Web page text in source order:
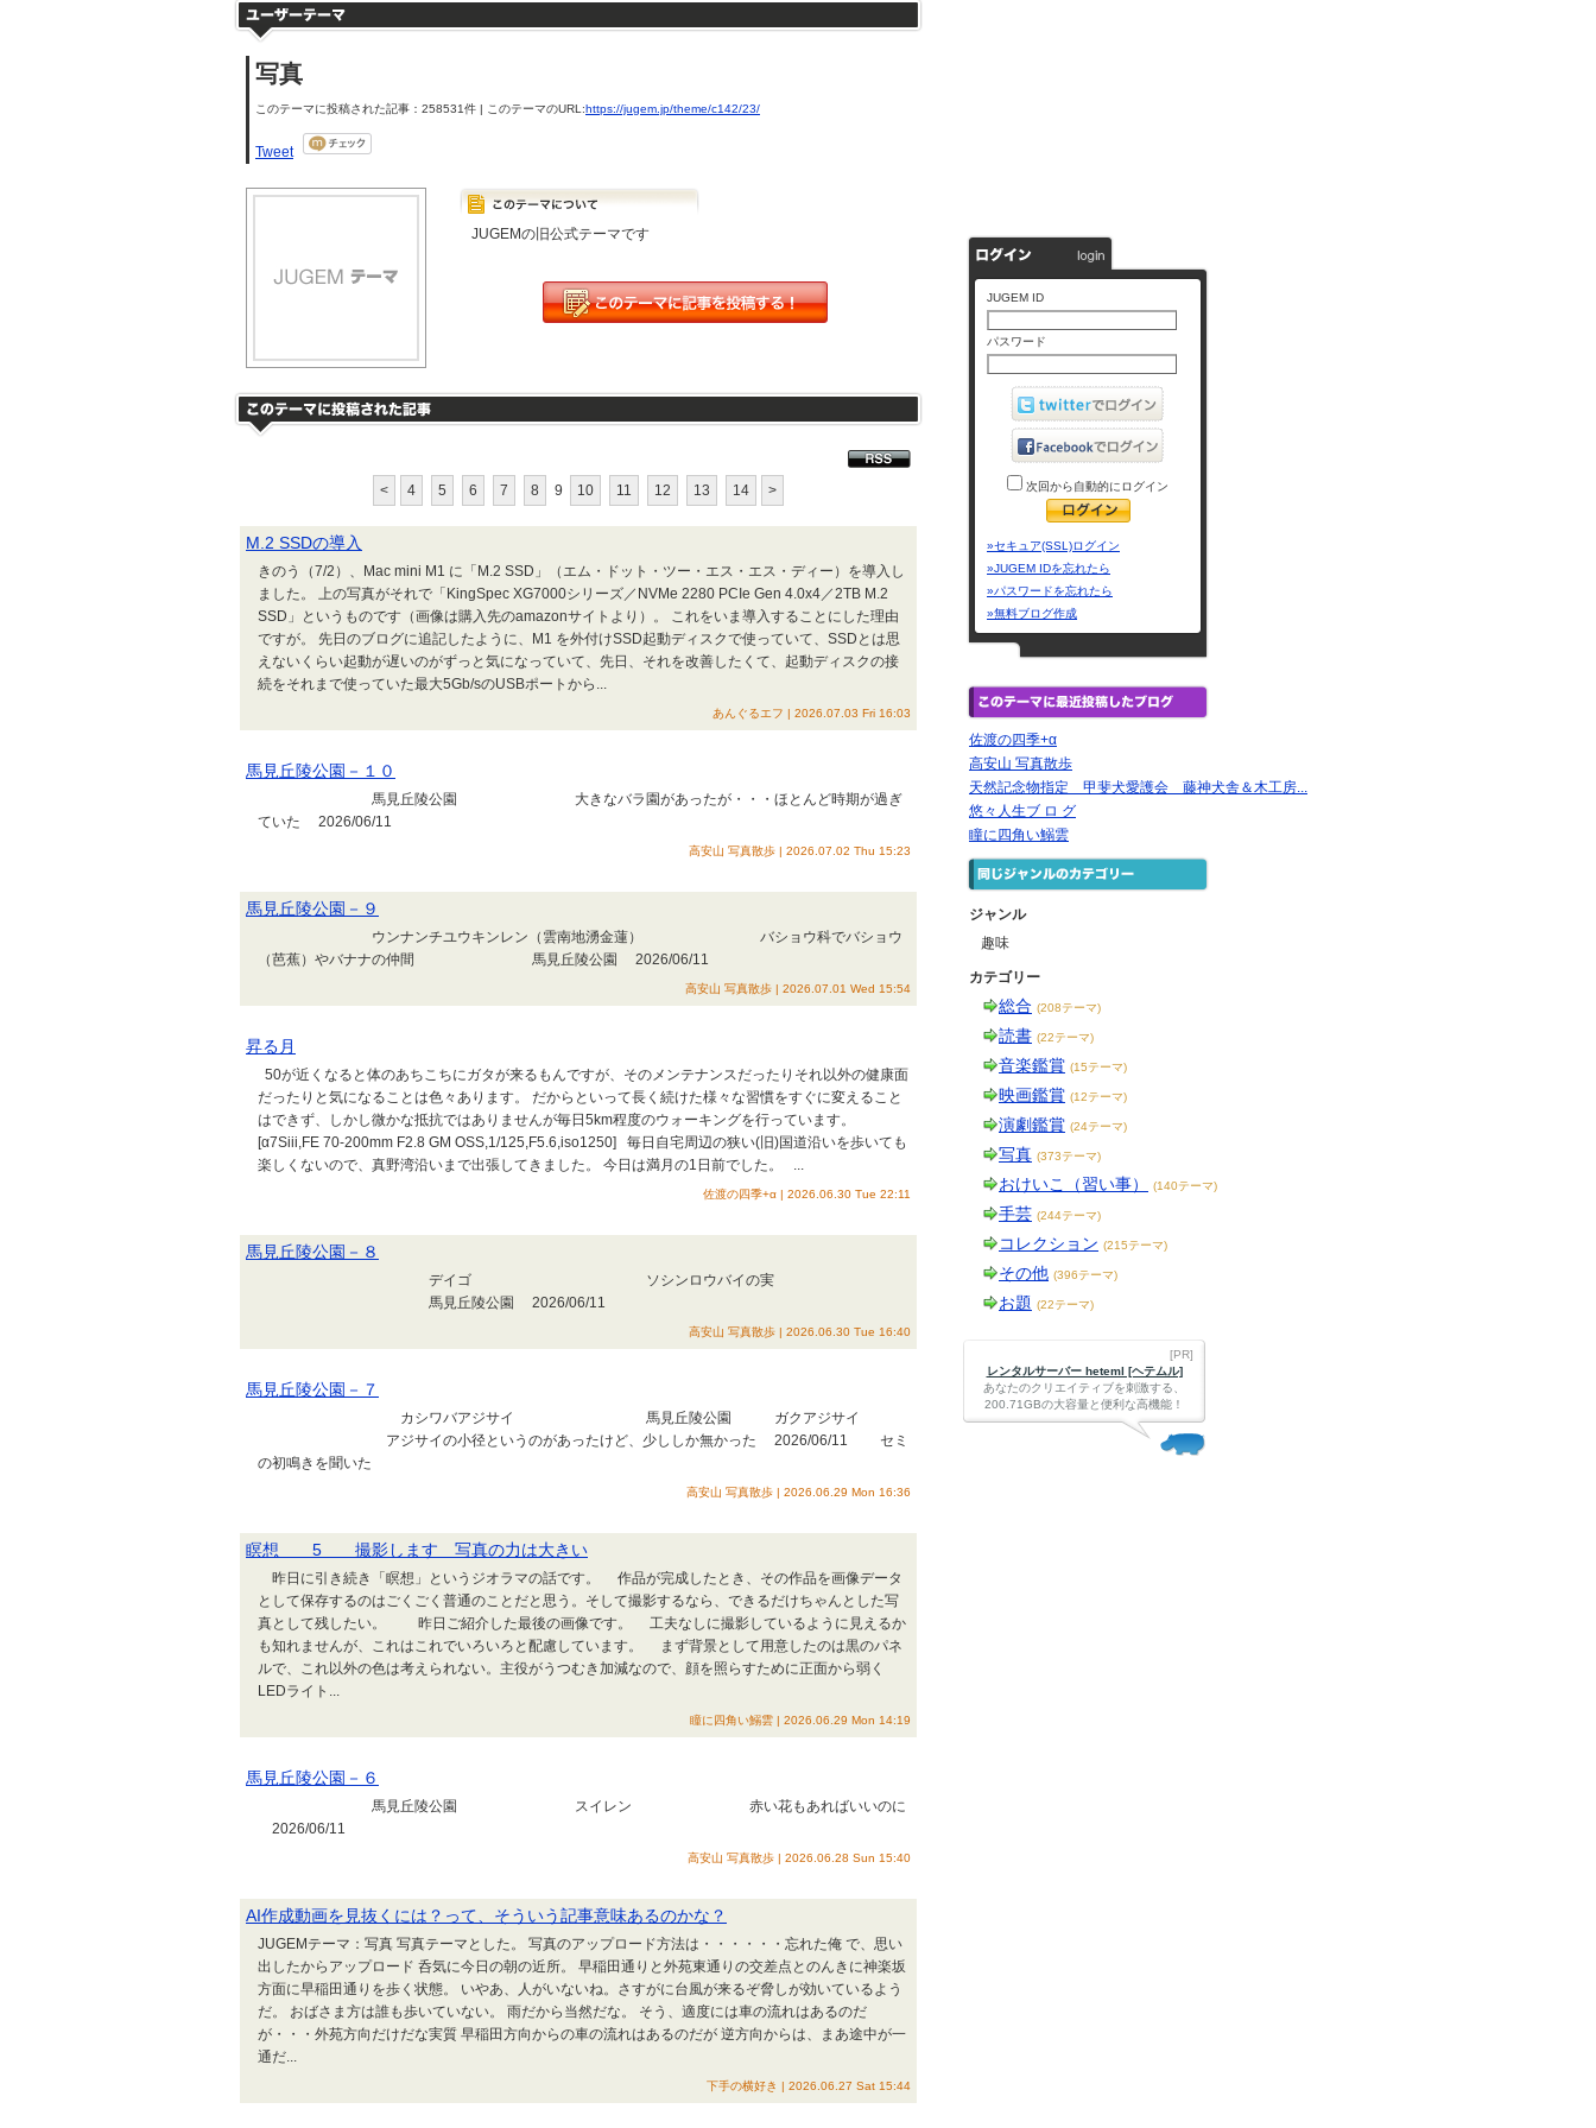
写真
このテーマに投稿された記事：258531件 | このテーマのURL:https://jugem.jp/theme/c142/23/
Tweet
JUGEMの旧公式テーマです
< 4 5 6 7 8 9 10 11 12 13 14 >
M.2 SSDの導入
きのう（7/2）、Mac mini M1 に「M.2 SSD」（エム・ドット・ツー・エス・エス・ディー）を導入し
ました。 上の写真がそれで「KingSpec XG7000シリーズ／NVMe 2280 PCIe Gen 4.0x4／2TB M.2
SSD」というものです（画像は購入先のamazonサイトより）。 これをいま導入することにした理由
ですが。 先日のブログに追記したように、M1 を外付けSSD起動ディスクで使っていて、SSDとは思
えないくらい起動が遅いのがずっと気になっていて、先日、それを改善したくて、起動ディスクの接
続をそれまで使っていた最大5Gb/sのUSBポートから...
あんぐるエフ | 2026.07.03 Fri 16:03
馬見丘陵公園－１０
馬見丘陵公園 大きなバラ園があったが・・・ほとんど時期が過ぎ
ていた 2026/06/11
高安山 写真散歩 | 2026.07.02 Thu 15:23
馬見丘陵公園－９
ウンナンチユウキンレン（雲南地湧金蓮） バショウ科でバショウ
（芭蕉）やバナナの仲間 馬見丘陵公園 2026/06/11
高安山 写真散歩 | 2026.07.01 Wed 15:54
昇る月
50が近くなると体のあちこちにガタが来るもんですが、そのメンテナンスだったりそれ以外の健康面
だったりと気になることは色々あります。 だからといって長く続けた様々な習慣をすぐに変えること
はできず、しかし微かな抵抗ではありませんが毎日5km程度のウォーキングを行っています。
[α7Siii,FE 70-200mm F2.8 GM OSS,1/125,F5.6,iso1250] 毎日自宅周辺の狭い(旧)国道沿いを歩いても
楽しくないので、真野湾沿いまで出張してきました。 今日は満月の1日前でした。 ...
佐渡の四季+α | 2026.06.30 Tue 22:11
馬見丘陵公園－８
デイゴ ソシンロウバイの実
馬見丘陵公園 2026/06/11
高安山 写真散歩 | 2026.06.30 Tue 16:40
馬見丘陵公園－７
カシワバアジサイ 馬見丘陵公園 ガクアジサイ
アジサイの小径というのがあったけど、少ししか無かった 2026/06/11 セミ
の初鳴きを聞いた
高安山 写真散歩 | 2026.06.29 Mon 16:36
瞑想 5 撮影します 写真の力は大きい
昨日に引き続き「瞑想」というジオラマの話です。 作品が完成したとき、その作品を画像データ
として保存するのはごくごく普通のことだと思う。そして撮影するなら、できるだけちゃんとした写
真として残したい。 昨日ご紹介した最後の画像です。 工夫なしに撮影しているように見えるか
も知れませんが、これはこれでいろいろと配慮しています。 まず背景として用意したのは黒のパネ
ルで、これ以外の色は考えられない。主役がうつむき加減なので、顔を照らすために正面から弱く
LEDライト...
瞳に四角い鰯雲 | 2026.06.29 Mon 14:19
馬見丘陵公園－６
馬見丘陵公園 スイレン 赤い花もあればいいのに
2026/06/11
高安山 写真散歩 | 2026.06.28 Sun 15:40
AI作成動画を見抜くには？って、そういう記事意味あるのかな？
JUGEMテーマ：写真 写真テーマとした。 写真のアップロード方法は・・・・・・忘れた俺 で、思い
出したからアップロード 呑気に今日の朝の近所。 早稲田通りと外苑東通りの交差点とのんきに神楽坂
方面に早稲田通りを歩く状態。 いやあ、人がいないね。さすがに台風が来るぞ脅しが効いているよう
だ。 おばさま方は誰も歩いていない。 雨だから当然だな。 そう、適度には車の流れはあるのだ
が・・・外苑方向だけだな実質 早稲田方向からの車の流れはあるのだが 逆方向からは、まあ途中が一
通だ...
下手の横好き | 2026.06.27 Sat 15:44
JUGEM ID
パスワード
次回から自動的にログイン
»セキュア(SSL)ログイン
»JUGEM IDを忘れたら
»パスワードを忘れたら
»無料ブログ作成
佐渡の四季+α
高安山 写真散歩
天然記念物指定 甲斐犬愛護会 藤神犬舎＆木工房...
悠々人生ブ ロ グ
瞳に四角い鰯雲
ジャンル
趣味
カテゴリー
総合 (208テーマ)
読書 (22テーマ)
音楽鑑賞 (15テーマ)
映画鑑賞 (12テーマ)
演劇鑑賞 (24テーマ)
写真 (373テーマ)
おけいこ（習い事） (140テーマ)
手芸 (244テーマ)
コレクション (215テーマ)
その他 (396テーマ)
お題 (22テーマ)
[PR]
レンタルサーバー heteml [ヘテムル]
あなたのクリエイティブを刺激する、
200.71GBの大容量と便利な高機能！